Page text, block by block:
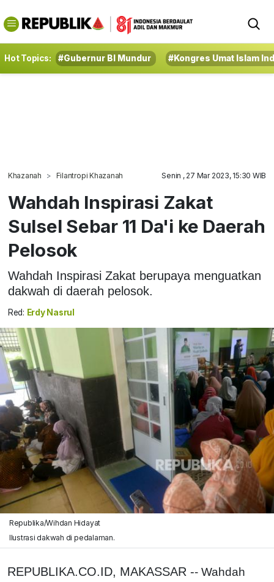
Hot Topics: #Gubernur BI Mundur #Kongres Umat Islam
Khazanah Filantropi Khazanah Senin , 27 Mar 2023, 15:30 WIB
Wahdah Inspirasi Zakat
Sulsel Sebar 11 Da'i ke Daerah
Pelosok
Wahdah Inspirasi Zakat berupaya menguatkan
dakwah di daerah pelosok.
Red: Erdy Nasrul
Republika/Wihdan Hidayat
Ilustrasi dakwah di pedalaman.
REPUBLIKA.CO.ID, MAKASSAR -- Wahdah